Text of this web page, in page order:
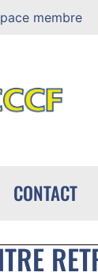
membre
CONTACT